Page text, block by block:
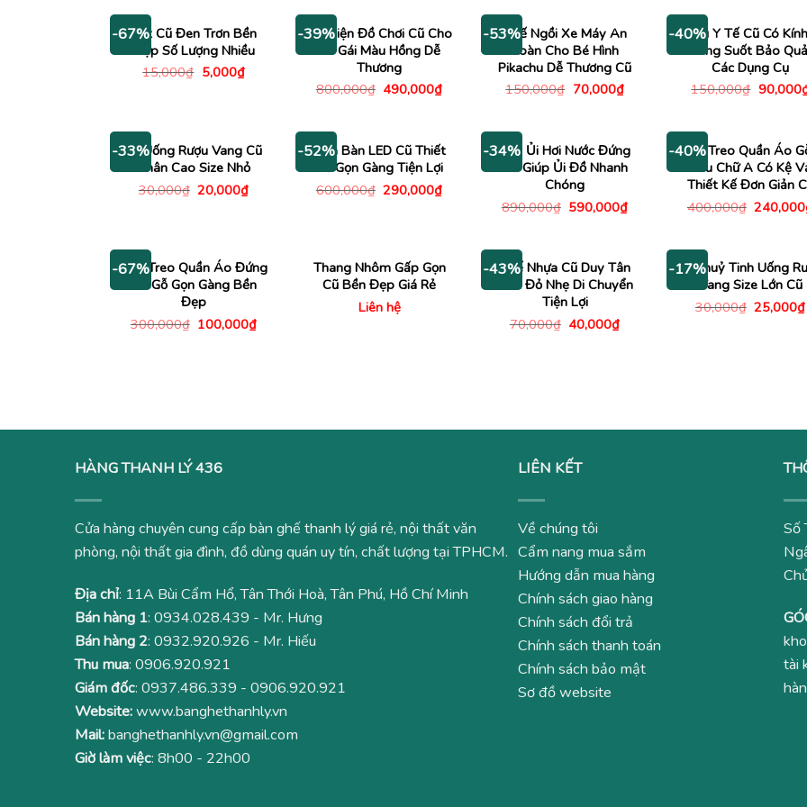
980,000₫.
-67%Bát Cũ Đen Trơn Bền
Đẹp Số Lượng Nhiều
15,000₫ Giá
gốc
5,000₫Giá
hiện
-39%
Xe Điện Đồ Chơi Cũ Cho
Bé Gái Màu Hồng Dễ
Thương
800,000₫ Giá
490,000₫Giá
490,000₫.
-53%Ghế Ngồi Xe Máy An
Toàn Cho Bé Hình
Pikachu Dễ Thương Cũ
150,000₫ Giá
gốc
70,000₫Giá
hiện
70,000₫.
-40%Tủ Y Tế Cũ Có Kính
Trong Suốt Bảo
Các Dụng Cụ
150,000₫ Giá
gốc
90,000
-33%
Ly Uống Rượu Vang Cũ
Chân Cao Size Nhỏ
30,000₫ Giá
gốc
20,000₫Giá
-52%
Đèn Bàn LED Cũ Thiết
Kế Gọn Gàng Tiện Lợi
600,000₫ Giá
290,000₫Giá
-34%
Bàn Ủi Hơi Nước Đứng
Cũ Giúp Ủi Đồ Nhanh
Chóng
890,000₫ Giá
590,000₫Giá
590,000₫.
-40%Kệ Treo Quần Áo
Kiểu Chữ A Có Kệ
Thiết Kế Đơn Giản
400,000₫ Giá
240,000
-67%
Cây Treo Quần Áo Đứng
Cũ Gỗ Gọn Gàng Bền
Đẹp
300,000₫ Giá
100,000₫Giá
Thang Nhôm Gấp Gọn
Cũ Bền Đẹp Giá Rẻ
Liên hệ
-43%
Ghế Nhựa Cũ Duy Tân
Màu Đỏ Nhẹ Di Chuyển
Tiện Lợi
70,000₫ Giá
gốc
40,000₫Giá
-17%
Ly Thuỷ Tinh Uống
Vang Size Lớn Cũ
30,000₫ Giá
gốc
25,000₫
HÀNG THANH LÝ 436
Cửa hàng chuyên cung cấp bàn ghế thanh lý giá rẻ, nội thất văn
phòng, nội thất gia đình, đồ dùng quán uy tín, chất lượng tại TPHCM.
Địa chỉ: 11A Bùi Cẩm Hổ, Tân Thới Hoà, Tân Phú, Hồ Chí Minh
Bán hàng 1: 0934.028.439 - Mr. Hưng
Bán hàng 2: 0932.920.926 - Mr. Hiếu
Thu mua: 0906.920.921
Giám đốc: 0937.486.339 - 0906.920.921
Website:www.banghethanhly.vn
Mail:banghethanhly.vn@gmail.com
Giờ làm việc: 8h00 - 22h00
LIÊN KẾT
Về chúng tôi
Cẩm nang mua sắm
Hướng dẫn mua hàng
Chính sách giao hàng
Chính sách đổi trả
Chính sách thanh toán
Chính sách bảo mật
Sơ đồ website
Số
tài